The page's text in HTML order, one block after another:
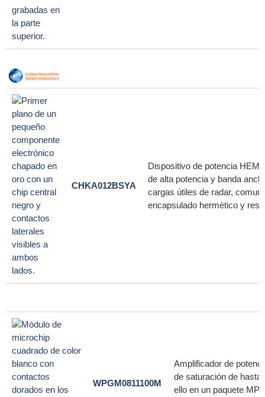
CHKA012BSYA
Dispositivo de potencia
de alta potencia y banda
cargas útiles de radar,
encapsulado hermético y
WPGM0811100M
Amplificador de
de saturación de hasta
ello en un paquete